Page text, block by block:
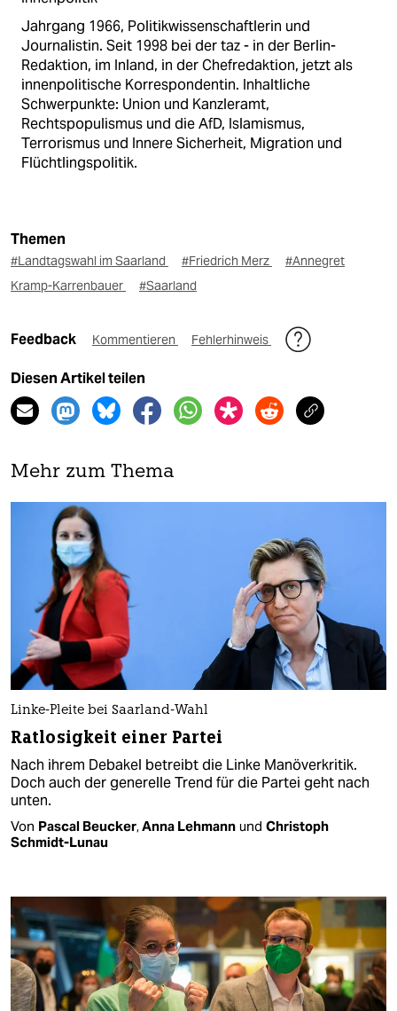
Jahrgang 1966, Politikwissenschaftlerin und
Journalistin. Seit 1998 bei der taz - in der Berlin-
Redaktion, im Inland, in der Chefredaktion, jetzt als
innenpolitische Korrespondentin. Inhaltliche
Schwerpunkte: Union und Kanzleramt,
Rechtspopulismus und die AfD, Islamismus,
Terrorismus und Innere Sicherheit, Migration und
Flüchtlingspolitik.
Themen
#Landtagswahl im Saarland #Friedrich Merz
#Annegret
Kramp-Karrenbauer
#Saarland
Feedback Kommentieren Fehlerhinweis
Diesen Artikel teilen
Mehr zum Thema
Linke-Pleite bei Saarland-Wahl
Ratlosigkeit einer Partei
Nach ihrem Debakel betreibt die Linke Manöverkritik.
Doch auch der generelle Trend für die Partei geht nach
unten.
Von Pascal Beucker,Anna Lehmann und Christoph
Schmidt-Lunau